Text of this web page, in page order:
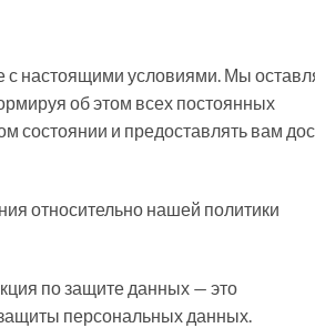
с настоящими условиями. Мы
об этом всех постоянных
состоянии и предоставлять вам
относительно нашей политики
по защите данных — это
персональных данных.